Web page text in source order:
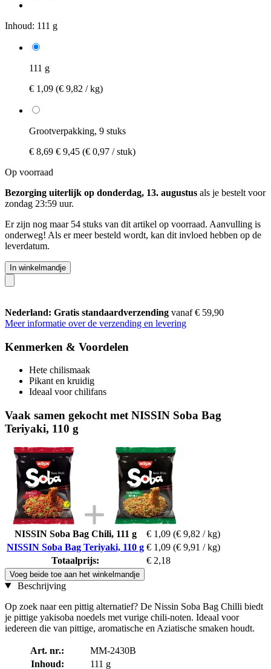
Inhoud: 111 g
111 g
€ 1,09 (€ 9,82 / kg)
Grootverpakking, 9 stuks
€ 8,69 € 9,45 (€ 0,97 / stuk)
Op voorraad
Bezorging uiterlijk op donderdag, 13. augustus als je bestelt voor
zondag 23:59 uur.
Er zijn nog maar 54 stuks van dit artikel op voorraad. Aanvulling is
onderweg! Als er meer besteld wordt, kan dit invloed hebben op de
leverdatum.
In winkelmandje
Nederland: Gratis standaardverzending vanaf € 59,90
Meer informatie over de verzending en levering
Kenmerken & Voordelen
Hete chilismaak
Pikant en kruidig
Ideaal voor chilifans
Vaak samen gekocht met NISSIN Soba Bag
Teriyaki, 110 g
NISSIN Soba Bag Chili, 111 g € 1,09 (€ 9,82 / kg)
NISSIN Soba Bag Teriyaki, 110 g € 1,09 (€ 9,91 / kg)
Totaalprijs:
€ 2,18
Voeg beide toe aan het winkelmandje
Beschrijving
Op zoek naar een pittig alternatief? De Nissin Soba Bag Chilli biedt
je pittige yakisoba noedels met vurige chili-noten. Ideaal voor
iedereen die van pittige, aromatische en Aziatische smaken houdt.
Art. nr.:
MM-2430B
Inhoud:
111 g